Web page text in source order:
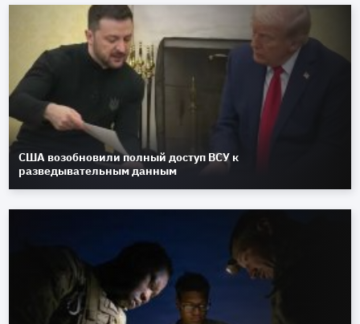
США возобновили полный доступ ВСУ к
разведывательным данным